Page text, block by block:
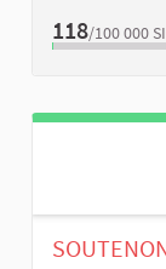
118/100 000